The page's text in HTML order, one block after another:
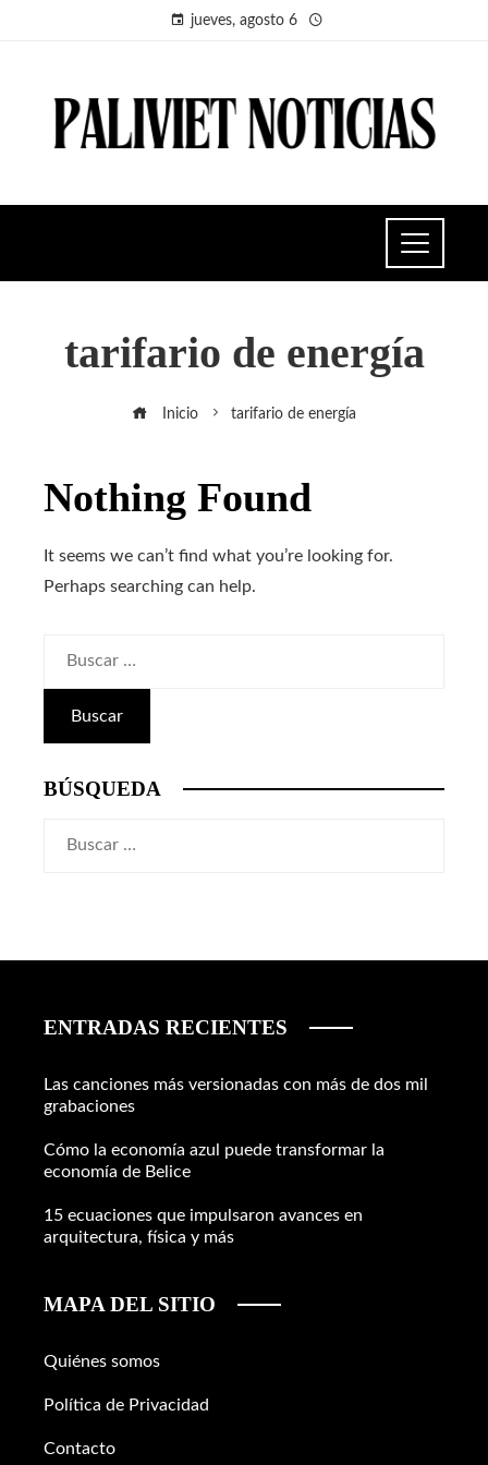
jueves, agosto 6
tarifario de energía
Inicio tarifario de energía
Nothing Found
It seems we can’t find what you’re looking for.
Perhaps searching can help.
BÚSQUEDA
ENTRADAS RECIENTES
Las canciones más versionadas con más de dos mil
grabaciones
Cómo la economía azul puede transformar la
economía de Belice
15 ecuaciones que impulsaron avances en
arquitectura, física y más
MAPA DEL SITIO
Quiénes somos
Política de Privacidad
Contacto